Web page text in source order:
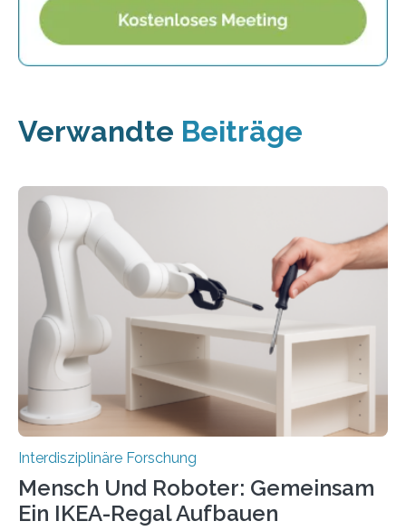
Verwandte Beiträge
Interdisziplinäre Forschung
Mensch Und Roboter: Gemeinsam
Ein IKEA-Regal Aufbauen